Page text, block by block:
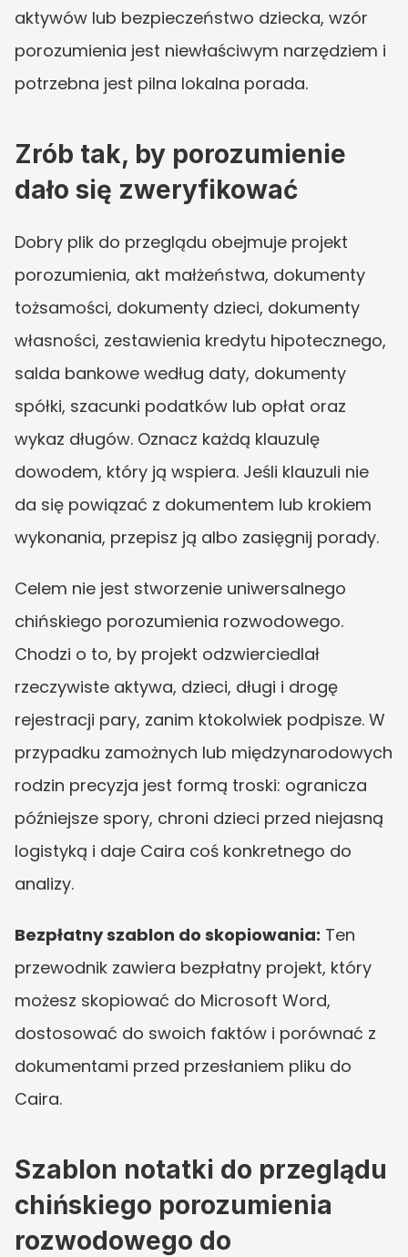
aktywów lub bezpieczeństwo dziecka, wzór
porozumienia jest niewłaściwym narzędziem i
potrzebna jest pilna lokalna porada.
Zrób tak, by porozumienie
dało się zweryfikować
Dobry plik do przeglądu obejmuje projekt
porozumienia, akt małżeństwa, dokumenty
tożsamości, dokumenty dzieci, dokumenty
własności, zestawienia kredytu hipotecznego,
salda bankowe według daty, dokumenty
spółki, szacunki podatków lub opłat oraz
wykaz długów. Oznacz każdą klauzulę
dowodem, który ją wspiera. Jeśli klauzuli nie
da się powiązać z dokumentem lub krokiem
wykonania, przepisz ją albo zasięgnij porady.
Celem nie jest stworzenie uniwersalnego
chińskiego porozumienia rozwodowego.
Chodzi o to, by projekt odzwierciedlał
rzeczywiste aktywa, dzieci, długi i drogę
rejestracji pary, zanim ktokolwiek podpisze. W
przypadku zamożnych lub międzynarodowych
rodzin precyzja jest formą troski: ogranicza
późniejsze spory, chroni dzieci przed niejasną
logistyką i daje Caira coś konkretnego do
analizy.
Bezpłatny szablon do skopiowania: Ten
przewodnik zawiera bezpłatny projekt, który
możesz skopiować do Microsoft Word,
dostosować do swoich faktów i porównać z
dokumentami przed przesłaniem pliku do
Caira.
Szablon notatki do przeglądu
chińskiego porozumienia
rozwodowego do